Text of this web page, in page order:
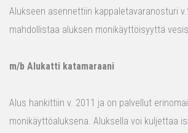
Alukseen asennettiin kappaletavaranosturi
mahdollistaa aluksen monikäyttöisyyttä
m/b Alukatti katamaraani
Alus hankittiin v. 2011 ja on palvellut
monikäyttöaluksena. Aluksella voi kuljettaa